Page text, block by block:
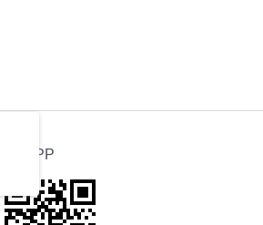
官方APP